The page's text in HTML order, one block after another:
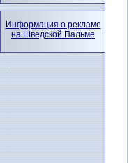
Информация о рекламе
на Шведской Пальме